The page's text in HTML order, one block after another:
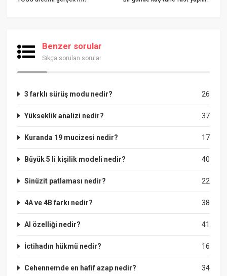
Benzer sorular
Sıkça sorulan sorular
26
3 farklı sürüş modu nedir?
37
Yükseklik analizi nedir?
17
Kuranda 19 mucizesi nedir?
40
Büyük 5 li kişilik modeli nedir?
22
Sinüzit patlaması nedir?
38
4A ve 4B farkı nedir?
41
Al özelliği nedir?
16
İctihadın hükmü nedir?
34
Cehennemde en hafif azap nedir?